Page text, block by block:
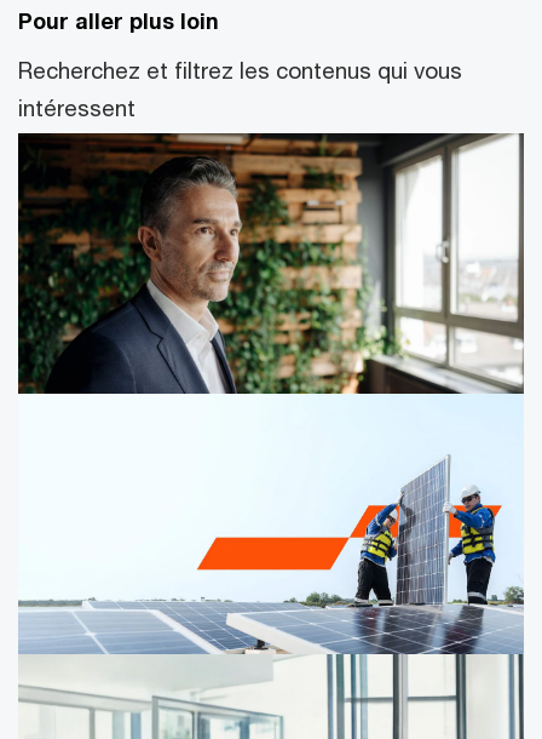
Pour aller plus loin
Recherchez et filtrez les contenus qui vous
intéressent
Outils juridiques de protection du
dirigeant dans le cadre du devoir de
ESG